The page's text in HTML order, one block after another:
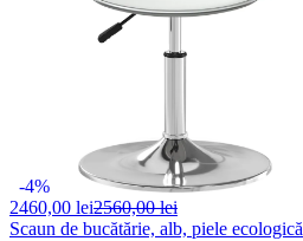
-4%
2460,00 lei2560,00 lei
Scaun de bucătărie, alb, piele ecologică